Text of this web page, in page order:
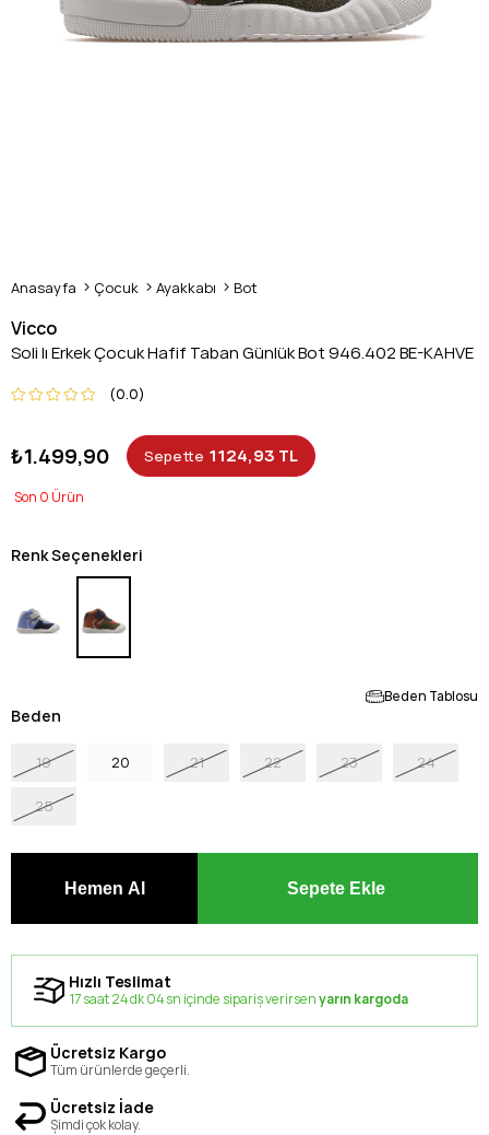
Anasayfa Çocuk Ayakkabı Bot
Vicco
Soli Iı Erkek Çocuk Hafif Taban Günlük Bot 946.402 BE-KAHVE
0.0
₺1.499,90 Sepette 1124,93 TL
0
Renk Seçenekleri
Beden Tablosu
Beden
19 20 21 22 23 24
25
Hızlı Teslimat
17 saat 24 dk 03 sn içinde sipariş verirsenyarın kargoda
Ücretsiz Kargo
Tüm ürünlerde geçerli.
Ücretsiz İade
Şimdi çok kolay.